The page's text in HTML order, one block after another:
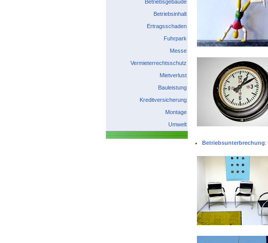
Betriebsgebäude
Betriebsinhalt
Ertragsschaden
Fuhrpark
Messe
Vermieterrechtsschutz
Mietverlust
Bauleistung
Kreditversicherung
Montage
Umwelt
Betriebsunterbrechung: